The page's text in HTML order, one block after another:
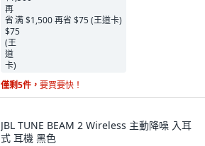
满 $1,500 再省 $75 (王道卡)
僅剩5件， 要買要快！
JBL TUNE BEAM 2 Wireless 主動降噪 入耳
式 耳機 黑色